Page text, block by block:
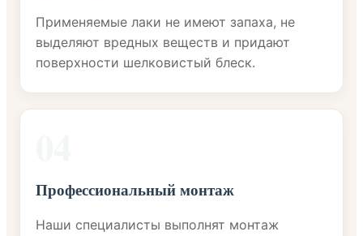
Применяемые лаки не имеют запаха, не
выделяют вредных веществ и придают
поверхности шелковистый блеск.
Профессиональный монтаж
Наши специалисты выполнят монтаж